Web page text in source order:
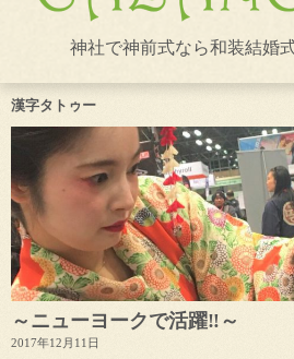
神社で神前式なら和装結婚
漢字タトゥー
～ニューヨークで活躍‼～
2017年12月11日